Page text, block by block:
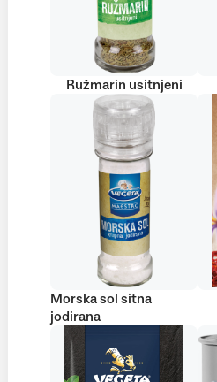
Ružmarin usitnjeni
Morska sol sitna
jodirana